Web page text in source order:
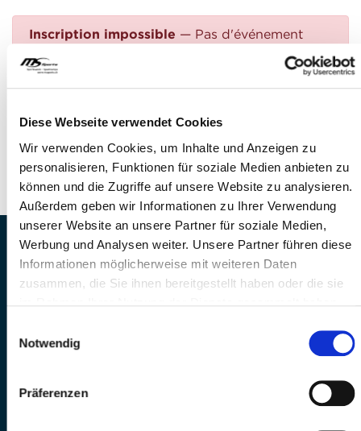
Diese Webseite verwendet Cookies
Wir verwenden Cookies, um Inhalte und Anzeigen zu
personalisieren, Funktionen für soziale Medien anbieten zu
können und die Zugriffe auf unsere Website zu analysieren.
Außerdem geben wir Informationen zu Ihrer Verwendung
unserer Website an unsere Partner für soziale Medien,
Werbung und Analysen weiter. Unsere Partner führen diese
Informationen möglicherweise mit weiteren Daten
zusammen, die Sie ihnen bereitgestellt haben oder die sie
Notwendig
Präferenzen
Inscription impossible — Pas d'événement
Avez-vous des questions?
Téléphone: +41 41 260 33 67
E-Mail: info@mssports.ch
MS Sports AG • Sonnenrain 3b • CH-6221
Rickenbach
Telefon: +41 41 260 33 67 • E-